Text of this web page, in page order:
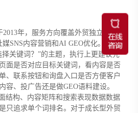
年，服务方向覆盖外贸独立站搭
媒SNS内容营销和AI GEO优化。结合这
关键词？”的主题，执行上更建议先
面是否对应目标关键词，看内容是否
、联系按钮和询盘入口是否方便客户
容、投广告还是做GEO语料建设。
结构、内容矩阵和搜索表现数据数据
只追求单个词排名。对于成长型外贸